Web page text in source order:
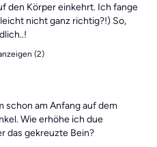
den Körper einkehrt. Ich fange
nicht ganz richtig?!) So,
(2)
schon am Anfang auf dem
Wie erhöhe ich due
das gekreuzte Bein?